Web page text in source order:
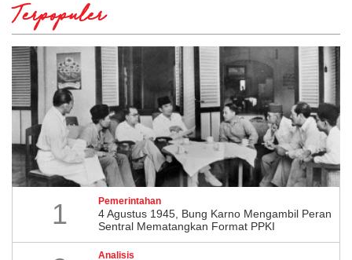
Terpopuler
1 Pemerintahan
4 Agustus 1945, Bung Karno Mengambil Peran
Sentral Mematangkan Format PPKI
Analisis